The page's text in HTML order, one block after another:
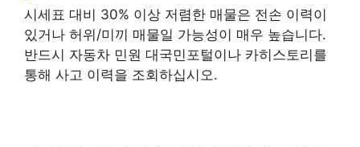
시세표 대비 30% 이상 저렴한 매물은 전손 이력이
있거나 허위/미끼 매물일 가능성이 매우 높습니다.
반드시 자동차 민원 대국민포털이나 카히스토리를
통해 사고 이력을 조회하십시오.